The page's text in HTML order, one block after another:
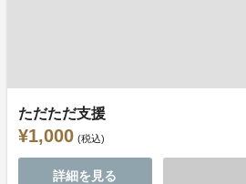
ただただ支援
¥1,000 (税込)
詳細を見る